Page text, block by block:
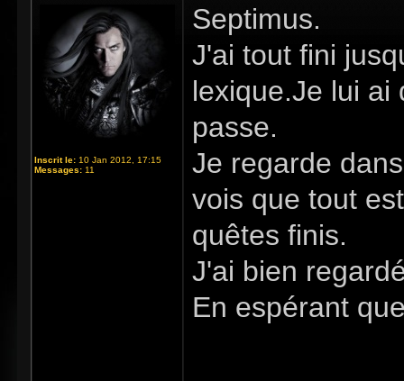
Inscrit le: 10 Jan 2012, 17:15
Messages: 11
Septimus.
J'ai tout fini
lexique.Je lui ai
passe.
Je regarde
vois que tout
quêtes finis.
J'ai bien
En espérant